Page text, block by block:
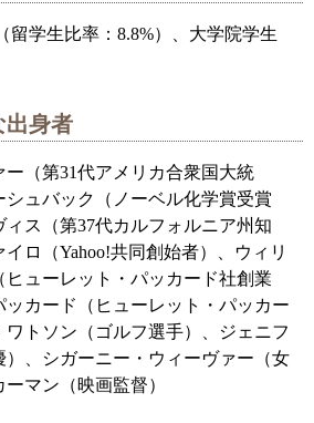
留学生比率：8.8%）、大学院学生
出身者
（第31代アメリカ合衆国大統
ュバック（ノーベル化学賞受賞
ス（第37代カルフォルニア州知
ロ（Yahoo!共同創始者）、ウィリ
ューレット・パッカード社創業
カード（ヒューレット・パッカー
ワトソン（ゴルフ選手）、ジェニフ
）、シガーニー・ウィーヴァー（女
マン（映画監督）